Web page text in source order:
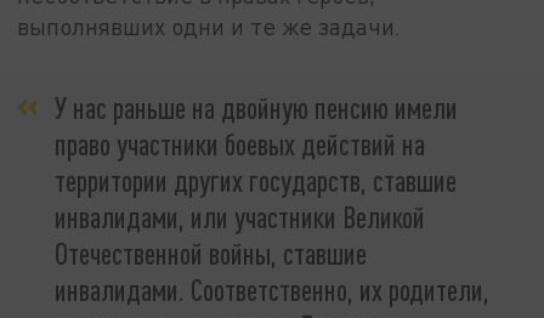
выполнявших одни и те же задачи.
У нас раньше на двойную пенсию имели
право участники боевых действий на
территории других государств, ставшие
инвалидами, или участники Великой
Отечественной войны, ставшие
инвалидами. Соответственно, их родители,